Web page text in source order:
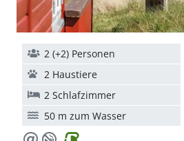
2 (+2) Personen
2 Haustiere
2 Schlafzimmer
50 m zum Wasser